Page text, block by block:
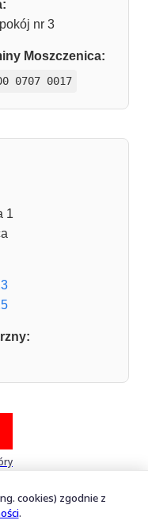
nr 3
Moszczenica:
0707 0017
1
cookies) zgodnie z
.